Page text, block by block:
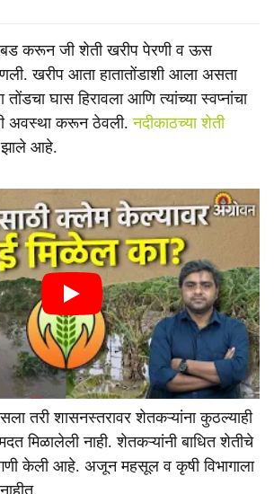
करून जी शेती खरीप पेरणी व ऊस
खरीप आता हातातोंडाशी आला असता
तोंडचा घास हिरावला आणि त्यांच्या स्वप्नांचा
अवस्था करून ठेवली.नदीकाठच्या शेती
आहे.
तरी शासनस्तरावर शेतकऱ्यांना कुठल्याही
मिळालेली नाही. शेतकऱ्यांनी बाधित शेतीचे
केली आहे. अजून महसूल व कृषी विभागाला